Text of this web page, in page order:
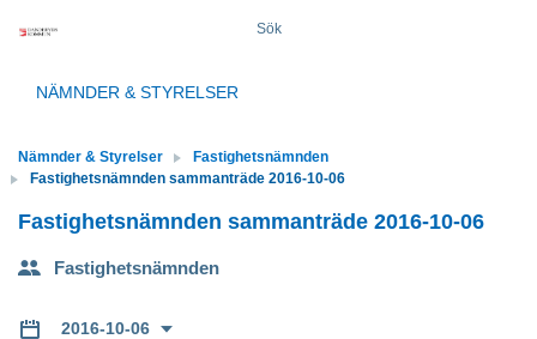
Sök
NÄMNDER & STYRELSER
Nämnder & Styrelser
Fastighetsnämnden
Fastighetsnämnden sammanträde 2016-10-06
Fastighetsnämnden sammanträde 2016-10-06
Fastighetsnämnden
2016-10-06